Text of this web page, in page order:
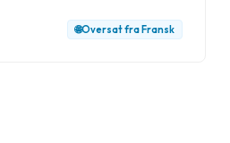
🌐Oversat fra Fransk